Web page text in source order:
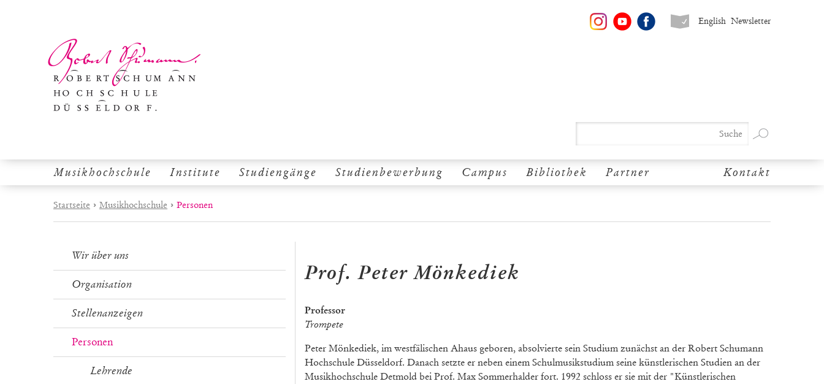
Newsletter
English
Musikhochschule Institute Studiengänge Studienbewerbung Campus Bibliothek Partner Kontakt
Startseite › Musikhochschule › Personen
Wir über uns
Organisation
Stellenanzeigen
Personen
Lehrende
Prof. Peter Mönkediek
Professor
Trompete
Peter Mönkediek, im westfälischen Ahaus geboren, absolvierte sein Studium zunächst an der Robert Schumann
Hochschule Düsseldorf. Danach setzte er neben einem Schulmusikstudium seine künstlerischen Studien an der
Musikhochschule Detmold bei Prof. Max Sommerhalder fort. 1992 schloss er sie mit der "Künstlerischen